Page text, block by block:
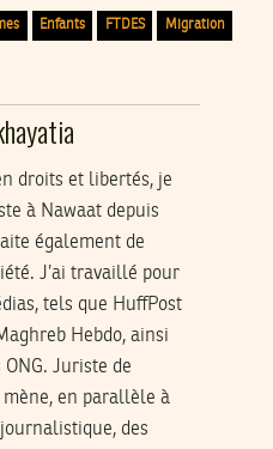
Enfants FTDES Migration
droits et libertés, je
à Nawaat depuis
également de
J’ai travaillé pour
tels que HuffPost
Hebdo, ainsi
Juriste de
en parallèle à
des